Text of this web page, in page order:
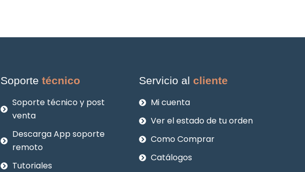
Soportetécnico
Soporte técnico y post
venta
Descarga App soporte
remoto
Tutoriales
Servicio alcliente
Mi cuenta
Ver el estado de tu orden
Como Comprar
Catálogos